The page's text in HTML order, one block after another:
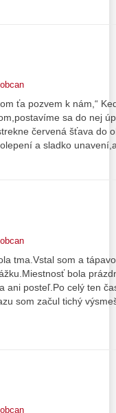
ťa pozvem k nám,“
sa do nej
červená šťava do
a sladko
tma.Vstal som a
bola
ani posteľ.Po celý ten
som začul tichý